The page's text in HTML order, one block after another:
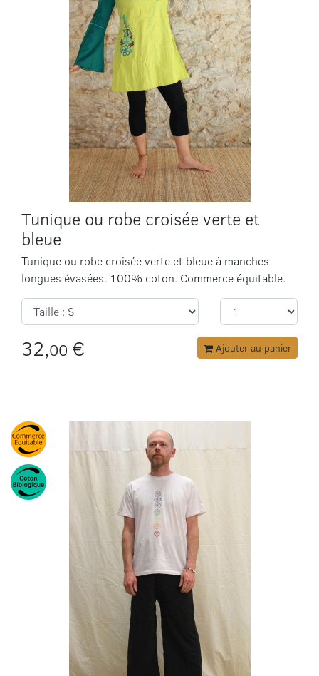
Tunique ou robe croisée verte et
bleue
Tunique ou robe croisée verte et bleue à manches
longues évasées. 100% coton. Commerce équitable.
32,00 € Ajouter au panier